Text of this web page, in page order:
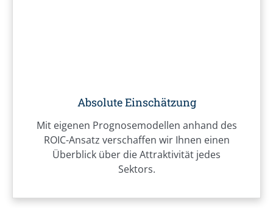
Absolute Einschätzung
Mit eigenen Prognosemodellen anhand des
ROIC-Ansatz verschaffen wir Ihnen einen
Überblick über die Attraktivität jedes
Sektors.